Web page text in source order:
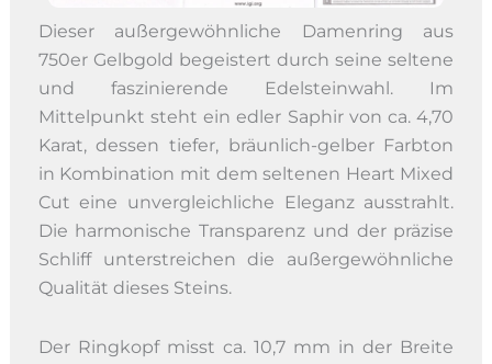
Dieser außergewöhnliche Damenring aus
750er Gelbgold begeistert durch seine seltene
und faszinierende Edelsteinwahl. Im
Mittelpunkt steht ein edler Saphir von ca. 4,70
Karat, dessen tiefer, bräunlich-gelber Farbton
in Kombination mit dem seltenen Heart Mixed
Cut eine unvergleichliche Eleganz ausstrahlt.
Die harmonische Transparenz und der präzise
Schliff unterstreichen die außergewöhnliche
Qualität dieses Steins.
Der Ringkopf misst ca. 10,7 mm in der Breite